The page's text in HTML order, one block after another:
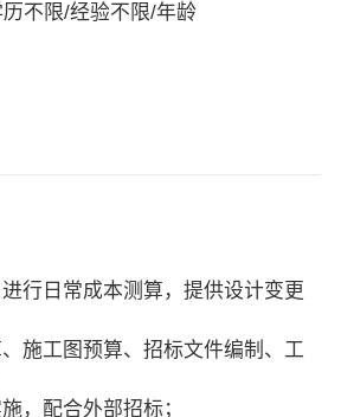
不限/经验不限/年龄
行日常成本测算，提供设计变更
施工图预算、招标文件编制、工
，配合外部招标；